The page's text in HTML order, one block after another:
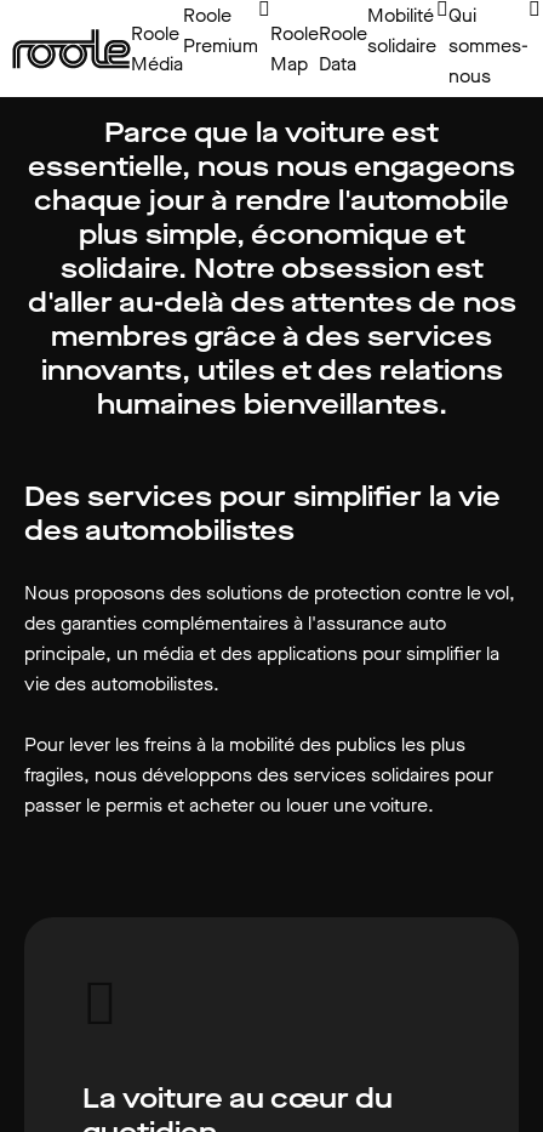
Roole
Média
Roole
Premium Roole
Map
Roole
Data
Mobilité
solidaire
Qui
sommes-
nous
club automobile en
France.
Parce que la voiture est
essentielle, nous nous engageons
chaque jour à rendre l'automobile
plus simple, économique et
solidaire. Notre obsession est
d'aller au-delà des attentes de nos
membres grâce à des services
innovants, utiles et des relations
humaines bienveillantes.
Des services pour simplifier la vie
des automobilistes
Nous proposons des solutions de protection contre le vol,
des garanties complémentaires à l'assurance auto
principale, un média et des applications pour simplifier la
vie des automobilistes.
Pour lever les freins à la mobilité des publics les plus
fragiles, nous développons des services solidaires pour
passer le permis et acheter ou louer une voiture.
La voiture au cœur du